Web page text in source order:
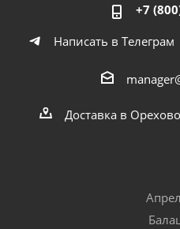
+7
Написать в Телеграм
Доставка в